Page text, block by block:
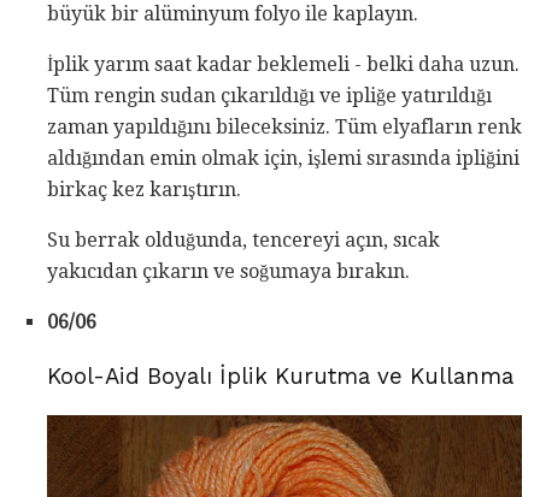
büyük bir alüminyum folyo ile kaplayın.
İplik yarım saat kadar beklemeli - belki daha uzun.
Tüm rengin sudan çıkarıldığı ve ipliğe yatırıldığı
zaman yapıldığını bileceksiniz. Tüm elyafların renk
aldığından emin olmak için, işlemi sırasında ipliğini
birkaç kez karıştırın.
Su berrak olduğunda, tencereyi açın, sıcak
yakıcıdan çıkarın ve soğumaya bırakın.
06/06
Kool-Aid Boyalı İplik Kurutma ve Kullanma